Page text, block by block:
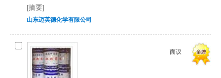
[摘要]
山东迈英德化学有限公司
面议